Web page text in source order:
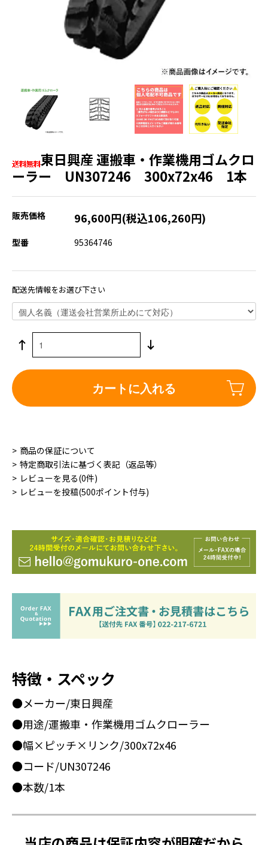
東日興産 運搬車・作業機用ゴムクロ
ーラー UN307246 300x72x46 1本
販売価格 96,600円(税込106,260円)
型番 95364746
配送先情報をお選び下さい
カートに入れる
商品の保証について
特定商取引法に基づく表記（返品等）
レビューを見る(0件)
レビューを投稿(500ポイント付与)
特徴・スペック
●メーカー/東日興産
●用途/運搬車・作業機用ゴムクローラー
●幅×ピッチ×リンク/300x72x46
●コード/UN307246
●本数/1本